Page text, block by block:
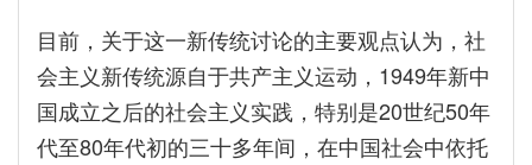
目前，关于这一新传统讨论的主要观点认为，社
会主义新传统源自于共产主义运动，1949年新中
国成立之后的社会主义实践，特别是20世纪50年
代至80年代初的三十多年间，在中国社会中依托